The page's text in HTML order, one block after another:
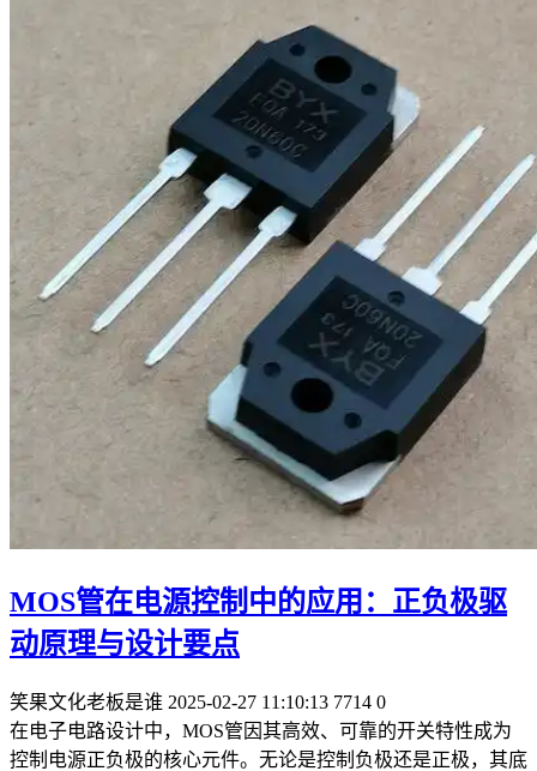
MOS管在电源控制中的应用：正负极驱
动原理与设计要点
笑果文化老板是谁 2025-02-27 11:10:13 7714 0
在电子电路设计中，MOS管因其高效、可靠的开关特性成为
控制电源正负极的核心元件。无论是控制负极还是正极，其底